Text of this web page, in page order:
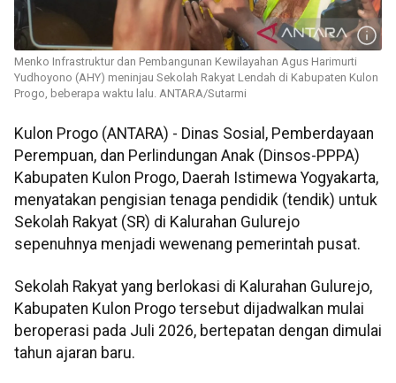
Menko Infrastruktur dan Pembangunan Kewilayahan Agus Harimurti
Yudhoyono (AHY) meninjau Sekolah Rakyat Lendah di Kabupaten Kulon
Progo, beberapa waktu lalu. ANTARA/Sutarmi
Kulon Progo (ANTARA) - Dinas Sosial, Pemberdayaan
Perempuan, dan Perlindungan Anak (Dinsos-PPPA)
Kabupaten Kulon Progo, Daerah Istimewa Yogyakarta,
menyatakan pengisian tenaga pendidik (tendik) untuk
Sekolah Rakyat (SR) di Kalurahan Gulurejo
sepenuhnya menjadi wewenang pemerintah pusat.
Sekolah Rakyat yang berlokasi di Kalurahan Gulurejo,
Kabupaten Kulon Progo tersebut dijadwalkan mulai
beroperasi pada Juli 2026, bertepatan dengan dimulai
tahun ajaran baru.